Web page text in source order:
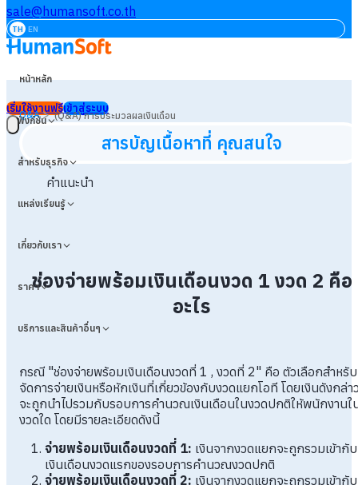
sale@humansoft.co.th
TH EN
หน้าหลัก
ฟังก์ชัน
สำหรับธุรกิจ
แหล่งเรียนรู้
เกี่ยวกับเรา
ราคา
บริการและสินค้าอื่นๆ
เริ่มใช้งานฟรีเข้าสู่ระบบ
Q&A>(Q&A) การประมวลผลเงินเดือน
สารบัญเนื้อหาที่ คุณสนใจ
คำแนะนำ
ช่องจ่ายพร้อมเงินเดือนงวด 1 งวด 2 คือ
อะไร
กรณี "ช่องจ่ายพร้อมเงินเดือนงวดที่ 1 , งวดที่ 2" คือ ตัวเลือกสำหรับ
จัดการจ่ายเงินหรือหักเงินที่เกี่ยวข้องกับงวดแยกโอที โดยเงินดังกล่า
จะถูกนำไปรวมกับรอบการคำนวณเงินเดือนในงวดปกติให้พนักงานใ
งวดใด โดยมีรายละเอียดดังนี้
จ่ายพร้อมเงินเดือนงวดที่ 1: เงินจากงวดแยกจะถูกรวมเข้ากับ
เงินเดือนงวดแรกของรอบการคำนวณงวดปกติ
จ่ายพร้อมเงินเดือนงวดที่ 2: เงินจากงวดแยกจะถูกรวมเข้ากับ